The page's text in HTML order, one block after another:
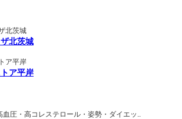
北茨城
ア平岸
圧・高コレステロール・姿勢・ダイエッ..